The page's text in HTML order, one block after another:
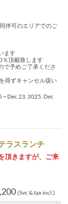
伴可のエリアでのご
ます
％頂戴致します
で予めご了承くださ
得ずキャンセル扱い
~ Dec 23, 2025, Dec
ラスランチ
頂きますが、ご来
(Svc & tax incl.)